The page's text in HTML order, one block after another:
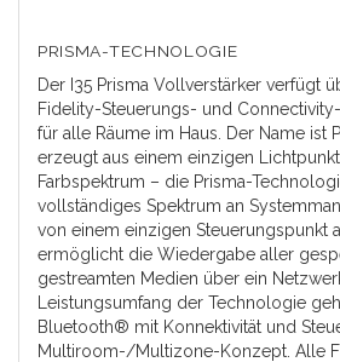
PRISMA-TECHNOLOGIE
Der I35 Prisma Vollverstärker verfügt
Fidelity-Steuerungs- und
für alle Räume im Haus. Der Name ist
erzeugt aus einem einzigen
Farbspektrum – die Prisma-
vollständiges Spektrum an
von einem einzigen Steuerungspunkt
ermöglicht die Wiedergabe aller
gestreamten Medien über ein
Leistungsumfang der Technologie
Bluetooth® mit Konnektivität und
Multiroom-/Multizone-Konzept. Alle